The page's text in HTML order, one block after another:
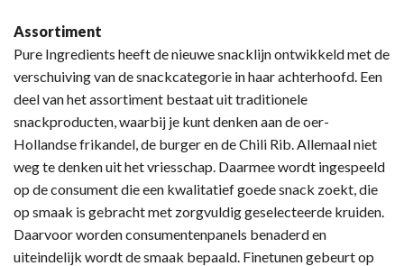
Assortiment
Pure Ingredients heeft de nieuwe snacklijn ontwikkeld met de
verschuiving van de snackcategorie in haar achterhoofd. Een
deel van het assortiment bestaat uit traditionele
snackproducten, waarbij je kunt denken aan de oer-
Hollandse frikandel, de burger en de Chili Rib. Allemaal niet
weg te denken uit het vriesschap. Daarmee wordt ingespeeld
op de consument die een kwalitatief goede snack zoekt, die
op smaak is gebracht met zorgvuldig geselecteerde kruiden.
Daarvoor worden consumentenpanels benaderd en
uiteindelijk wordt de smaak bepaald. Finetunen gebeurt op